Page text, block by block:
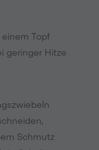
Topf
geringer Hitze
Schmutz